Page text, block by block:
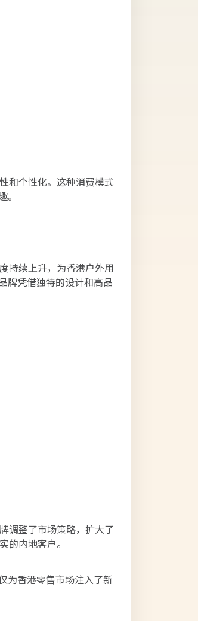
和个性化。这种消费模式
。
持续上升，为香港户外用
牌凭借独特的设计和高品
调整了市场策略，扩大了
的内地客户。
为香港零售市场注入了新